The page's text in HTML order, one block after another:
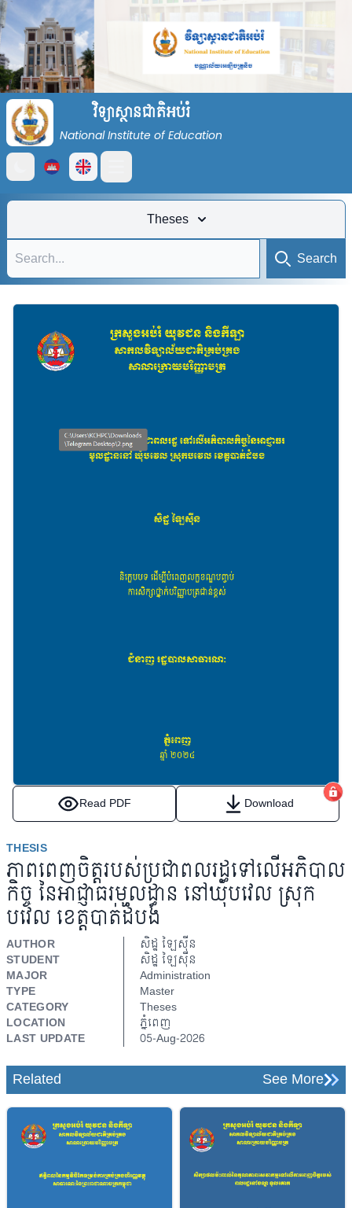
វិទ្យាស្ថានជាតិអប់រំ
National Institute of Education
Open main menu
Theses
Search
Read PDF Download
THESIS
ភាពពេញចិត្តរបស់ប្រជាពលរដ្ធទៅលើអភិបាល
កិច្ច នៃអាជ្ញាធរមូលដ្ធាន នៅឃុំបវេល ស្រុក
បវេល ខេត្តបាត់ដំបង
AUTHOR
សិដ្ឋ ឡៃស៊ីន
STUDENT
សិដ្ឋ ឡៃស៊ីន
MAJOR
Administration
TYPE
Master
CATEGORY
Theses
LOCATION
ភ្នំពេញ
LAST UPDATE
05-Aug-2026
Related See More